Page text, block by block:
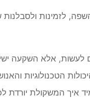
לזמינות
לעשות, אלא השקעה
הטכנולוגיות
איך המשקולת יורדת